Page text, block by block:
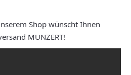
Shop wünscht Ihnen
MUNZERT!